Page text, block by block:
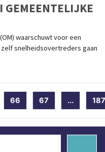
GEMEENTELIJKE
waarschuwt voor een
snelheidsovertreders gaan
66 67 ... 187